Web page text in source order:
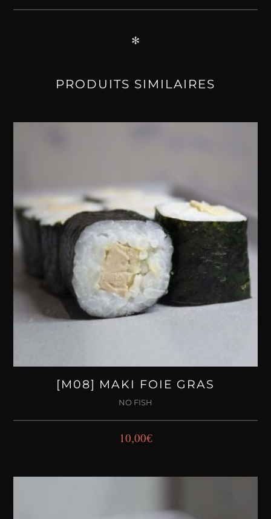
✻
PRODUITS SIMILAIRES
[M08] MAKI FOIE GRAS
NO FISH
10,00€